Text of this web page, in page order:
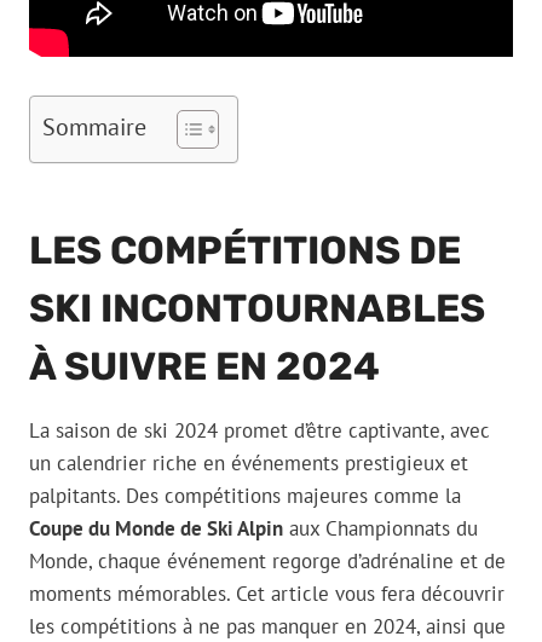
Sommaire
LES COMPÉTITIONS DE
SKI INCONTOURNABLES
À SUIVRE EN 2024
La saison de ski 2024 promet d’être captivante, avec
un calendrier riche en événements prestigieux et
palpitants. Des compétitions majeures comme la
Coupe du Monde de Ski Alpin aux Championnats du
Monde, chaque événement regorge d’adrénaline et de
moments mémorables. Cet article vous fera découvrir
les compétitions à ne pas manquer en 2024, ainsi que